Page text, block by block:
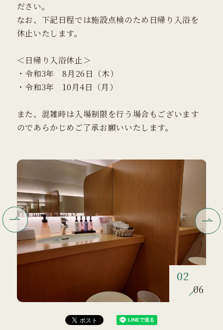
ださい。
なお、下記日程では施設点検のため日帰り入浴を
休止いたします。
＜日帰り入浴休止＞
・令和3年 8月26日（木）
・令和3年 10月4日（月）
また、混雑時は入場制限を行う場合もございます
のであらかじめご了承お願いいたします。
02
06